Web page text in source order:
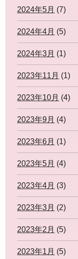
2024年5月 (7)
2024年4月 (5)
2024年3月 (1)
2023年11月 (1)
2023年10月 (4)
2023年9月 (4)
2023年6月 (1)
2023年5月 (4)
2023年4月 (3)
2023年3月 (2)
2023年2月 (5)
2023年1月 (5)